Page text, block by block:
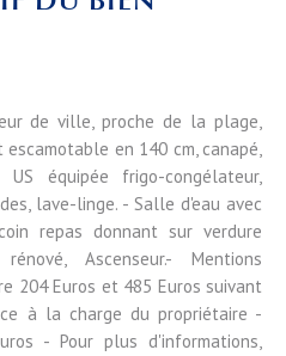
de ville, proche de la plage,
en 140 cm, canapé,
équipée frigo-congélateur,
lave-linge. - Salle d'eau avec
repas donnant sur verdure
Ascenseur.- Mentions
204 Euros et 485 Euros suivant
à la charge du propriétaire -
- Pour plus d'informations,